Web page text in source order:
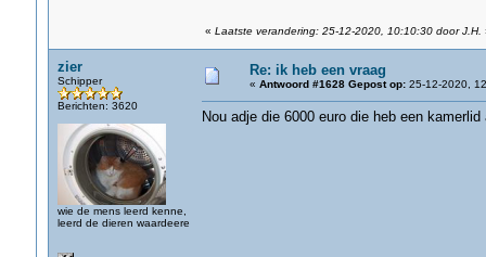
« Laatste verandering: 25-12-2020, 10:10:30 door J.H.
zier
Schipper
Berichten: 3620
wie de mens leerd kenne,
leerd de dieren waardeere
Re: ik heb een vraag
« Antwoord #1628 Gepost op:25-12-2020,
Nou adje die 6000 euro die heb een